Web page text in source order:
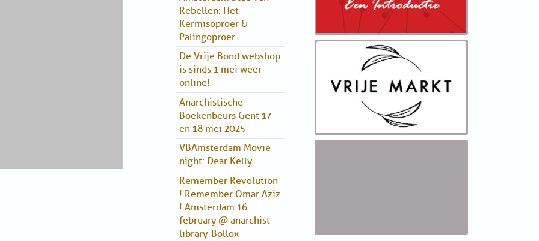
Rebellen: Het
Kermisoproer &
Palingoproer
De Vrije Bond webshop
is sinds 1 mei weer
online!
Anarchistische
Boekenbeurs Gent 17
en 18 mei 2025
VBAmsterdam Movie
night: Dear Kelly
Remember Revolution
! Remember Omar Aziz
! Amsterdam 16
february @ anarchist
library-Bollox